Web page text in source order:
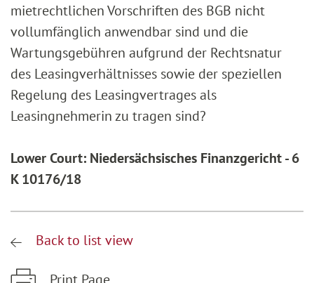
mietrechtlichen Vorschriften des BGB nicht
vollumfänglich anwendbar sind und die
Wartungsgebühren aufgrund der Rechtsnatur
des Leasingverhältnisses sowie der speziellen
Regelung des Leasingvertrages als
Leasingnehmerin zu tragen sind?
Lower Court: Niedersächsisches Finanzgericht - 6
K 10176/18
Back to list view